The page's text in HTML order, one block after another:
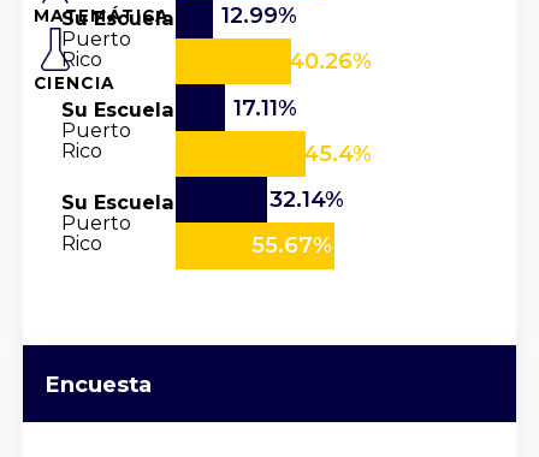
MATEMÁTICA
CIENCIA
Su Escuela
Puerto
Rico
12.99%
40.26%
Su Escuela
Puerto
Rico
17.11%
45.4%
Su Escuela
Puerto
Rico
32.14%
55.67%
Encuesta